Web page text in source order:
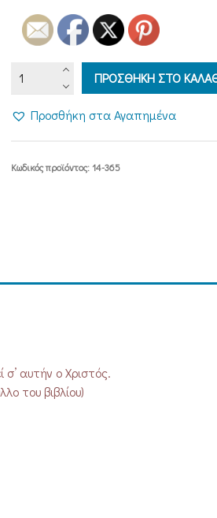
ΜΕΓΑΛΥΤΕΡΑ
ΘΑΥΜΑΤΑ...
ΓΙΝΟΝΤΑΙ
ΚΑΡΔΙΑ
ΠΡΟΣΘΗΚΗ ΣΤΟ
Προσθήκη στα Αγαπημένα
Κωδικός προϊόντος: 14-365
αυτήν ο Χριστός.
του βιβλίου)